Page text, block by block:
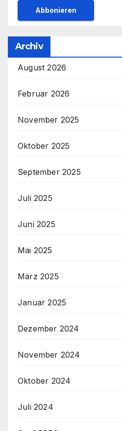
Archiv
August 2026
Februar 2026
November 2025
Oktober 2025
September 2025
Juli 2025
Juni 2025
Mai 2025
März 2025
Januar 2025
Dezember 2024
November 2024
Oktober 2024
Juli 2024